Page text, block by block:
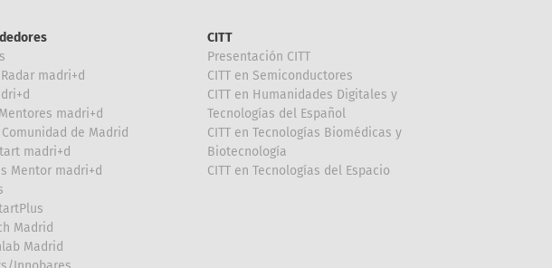
madri+d
madri+d
Comunidad de Madrid
madri+d
Mentor madri+d
Madrid
Madrid
CITT
Presentación CITT
CITT en Semiconductores
CITT en Humanidades Digitales y
Tecnologías del Español
CITT en Tecnologías Biomédicas y
Biotecnología
CITT en Tecnologías del Espacio